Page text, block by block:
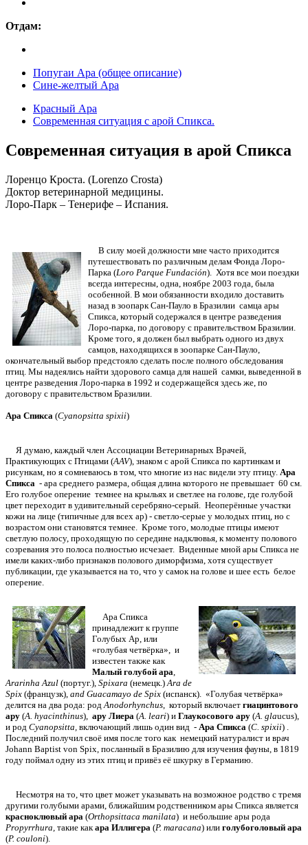
Отдам:
Попугаи Ара (общее описание)
Сине-желтый Ара
Красный Ара
Современная ситуация с арой Спикса.
Современная ситуация в арой Спикса
Лоренцо Кроста. (Lorenzo Crosta)
Доктор ветеринарной медицины.
Лоро-Парк – Тенерифе – Испания.
В силу моей должности мне часто приходится
путешествовать по различным делам Фонда Лоро-
Парка (Loro Parque Fundación). Хотя все мои поездки
всегда интересны, одна, ноябре 2003 года, была
особенной. В мои обязанности входило доставить
назад в зоопарк Сан-Пауло в Бразилии самца ары
Спикса, который содержался в центре разведения
Лоро-парка, по договору с правительством Бразилии.
Кроме того, я должен был выбрать одного из двух
самцов, находящихся в зоопарке Сан-Пауло,
окончательный выбор предстояло сделать после полного обследования
птиц. Мы надеялись найти здорового самца для нашей самки, выведенной в
центре разведения Лоро-парка в 1992 и содержащейся здесь же, по
договору с правительством Бразилии.
Ара Спикса (Cyanopsitta spixii)
Я думаю, каждый член Ассоциации Ветеринарных Врачей,
Практикующих с Птицами (AAV), знаком с арой Спикса по картинкам и
рисункам, но я сомневаюсь в том, что многие из нас видели эту птицу. Ара
Спикса - ара среднего размера, общая длина которого не превышает 60 см.
Его голубое оперение темнее на крыльях и светлее на голове, где голубой
цвет переходит в удивительный серебряно-серый. Неоперённые участки
кожи на лице (типичные для всех ар) - светло-серые у молодых птиц, но с
возрастом они становятся темнее. Кроме того, молодые птицы имеют
светлую полосу, проходящую по середине надклювья, к моменту полового
созревания это полоса полностью исчезает. Виденные мной ары Спикса не
имели каких-либо признаков полового диморфизма, хотя существует
публикации, где указывается на то, что у самок на голове и шее есть белое
оперение.
Ара Спикса
принадлежит к группе
Голубых Ар, или
«голубая четвёрка», и
известен также как
Малый голубой ара,
Ararinha Azul (португ.), Spixara (немецк.)Ara de
Spix (французк), and Guacamayo de Spix (испанск). «Голубая четвёрка»
делится на два рода: родAnodorhynchus, который включает гиацинтового
ару (A. hyacinthinus), ару Лиера (A. leari) и Глаукосового ару (A. glaucus),
и род Cyanopsitta, включающий лишь один вид - Ара Спикса (C. spixii) .
Последний получил своё имя после того как немецкий натуралист и врач
Johann Baptist von Spix, посланный в Бразилию для изучения фауны, в 1819
году поймал одну из этих птиц и привёз её шкурку в Германию.
Несмотря на то, что цвет может указывать на возможное родство с тремя
другими голубыми арами, ближайшим родственником ары Спикса является
красноклювый ара (Orthopsittaca manilata) и небольшие ары рода
Propyrrhura, такие какара Иллигера (P. maracana) или голубоголовый ара
(P. couloni).